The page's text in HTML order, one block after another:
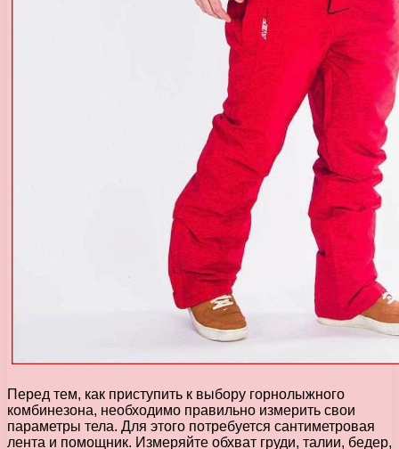
Перед тем, как приступить к выбору горнолыжного
комбинезона, необходимо правильно измерить свои
параметры тела. Для этого потребуется сантиметровая
лента и помощник. Измеряйте обхват груди, талии, бедер,